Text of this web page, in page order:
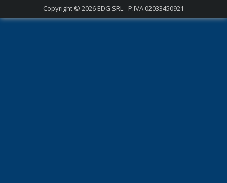
Copyright © 2026EDG SRL - P.IVA 02033450921